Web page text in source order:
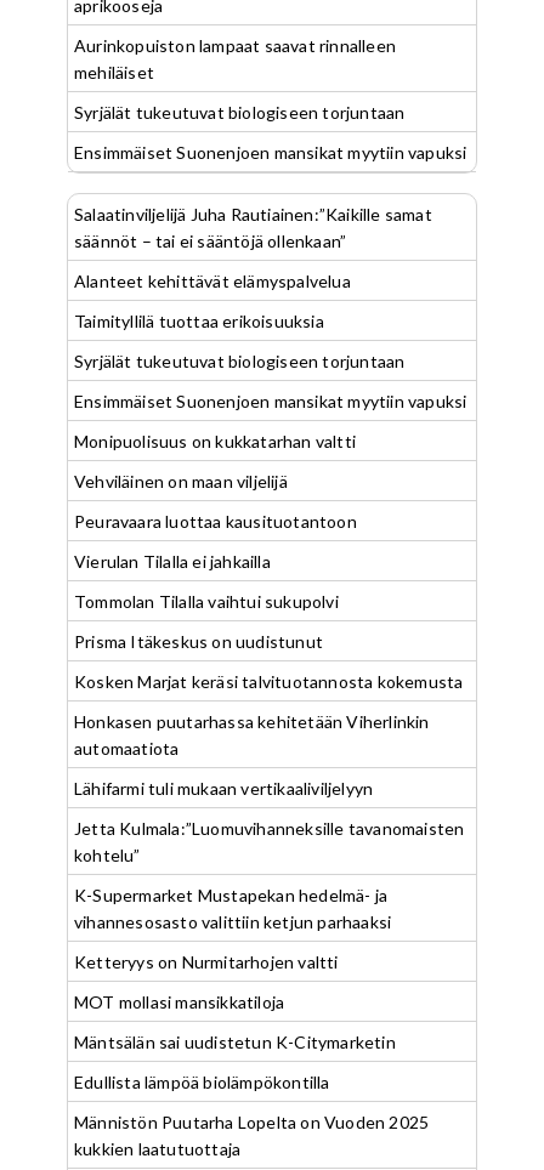
aprikooseja
Aurinkopuiston lampaat saavat rinnalleen
mehiläiset
Syrjälät tukeutuvat biologiseen torjuntaan
Ensimmäiset Suonenjoen mansikat myytiin vapuksi
Salaatinviljelijä Juha Rautiainen:”Kaikille samat
säännöt – tai ei sääntöjä ollenkaan”
Alanteet kehittävät elämyspalvelua
Taimityllilä tuottaa erikoisuuksia
Syrjälät tukeutuvat biologiseen torjuntaan
Ensimmäiset Suonenjoen mansikat myytiin vapuksi
Monipuolisuus on kukkatarhan valtti
Vehviläinen on maan viljelijä
Peuravaara luottaa kausituotantoon
Vierulan Tilalla ei jahkailla
Tommolan Tilalla vaihtui sukupolvi
Prisma Itäkeskus on uudistunut
Kosken Marjat keräsi talvituotannosta kokemusta
Honkasen puutarhassa kehitetään Viherlinkin
automaatiota
Lähifarmi tuli mukaan vertikaaliviljelyyn
Jetta Kulmala:”Luomuvihanneksille tavanomaisten
kohtelu”
K-Supermarket Mustapekan hedelmä- ja
vihannesosasto valittiin ketjun parhaaksi
Ketteryys on Nurmitarhojen valtti
MOT mollasi mansikkatiloja
Mäntsälän sai uudistetun K-Citymarketin
Edullista lämpöä biolämpökontilla
Männistön Puutarha Lopelta on Vuoden 2025
kukkien laatutuottaja